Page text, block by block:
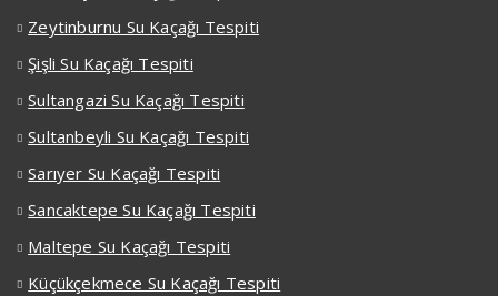
Zeytinburnu Su Kaçağı Tespiti
Şişli Su Kaçağı Tespiti
Sultangazi Su Kaçağı Tespiti
Sultanbeyli Su Kaçağı Tespiti
Sarıyer Su Kaçağı Tespiti
Sancaktepe Su Kaçağı Tespiti
Maltepe Su Kaçağı Tespiti
Küçükçekmece Su Kaçağı Tespiti